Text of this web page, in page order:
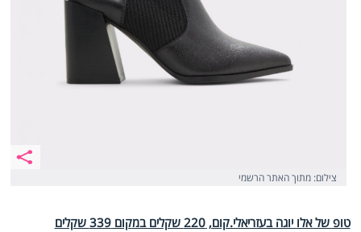
צילום: מתוך האתר הרשמי
טופ של אלו יוגה בעזריאלי.קום, 220 שקלים במקום 339 שקלים